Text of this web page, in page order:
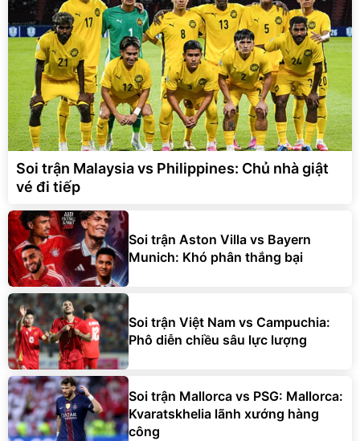
Soi trận Malaysia vs Philippines: Chủ nhà giật
vé đi tiếp
Soi trận Aston Villa vs Bayern
Munich: Khó phân thắng bại
Soi trận Việt Nam vs Campuchia:
Phô diễn chiều sâu lực lượng
Soi trận Mallorca vs PSG: Mallorca:
Kvaratskhelia lãnh xướng hàng
công